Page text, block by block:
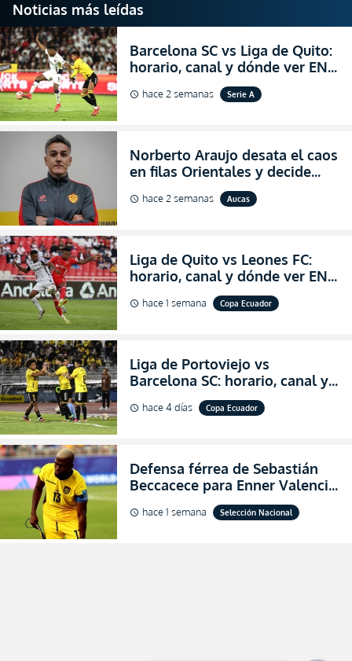
Noticias más leídas
Barcelona SC vs Liga de Quito:
horario, canal y dónde ver EN
VIVO la Fecha 22 de la LigaPro
2026
schedule hace 2 semanas Serie A
Norberto Araujo desata el caos
en filas Orientales y decide
abandonar la dirección técnica
de Aucas
schedule hace 2 semanas Aucas
Liga de Quito vs Leones FC:
horario, canal y dónde ver EN
VIVO los octavos de final de la
Copa Ecuador 2026
schedule hace 1 semana Copa Ecuador
Liga de Portoviejo vs
Barcelona SC: horario, canal y
dónde ver EN VIVO los octavos
de final de la Copa Ecuador
schedule hace 4 días Copa Ecuador
Defensa férrea de Sebastián
Beccacece para Enner Valencia
al indicar que era el hombre
indicado para Ecuador
schedule hace 1 semana Selección Nacional